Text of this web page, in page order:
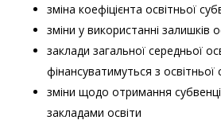
зміна коефіцієнта освітньої
зміни у використанні залишків
заклади загальної середньої
фінансуватимуться з освітньої
зміни щодо отримання
закладами освіти